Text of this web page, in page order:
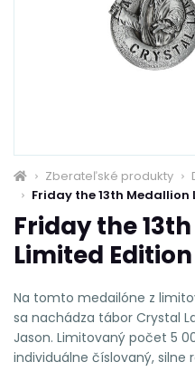
Zberateľské produkty
Friday the 13th Medallion
Friday the
Limited Edition
Na tomto medailóne z
sa nachádza tábor Crystal
Jason. Limitovaný počet 5
individuálne číslovaný, silne